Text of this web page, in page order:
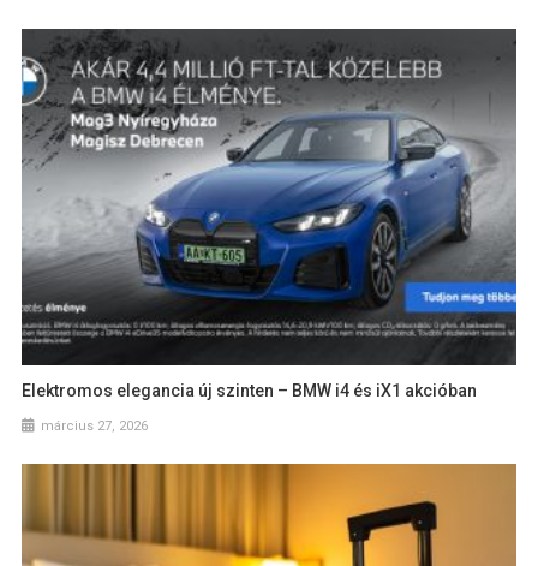
Elektromos elegancia új szinten – BMW i4 és iX1 akcióban
március 27, 2026